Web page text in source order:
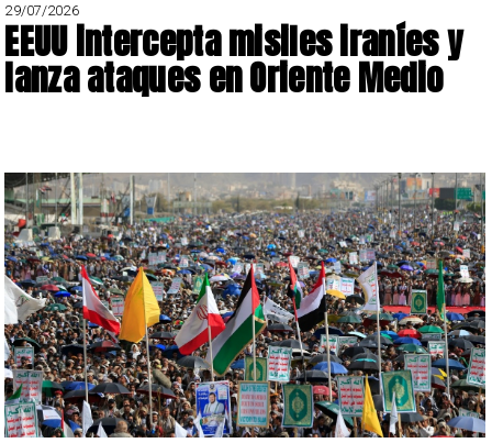
29/07/2026
EEUU intercepta misiles iraníes y
lanza ataques en Oriente Medio